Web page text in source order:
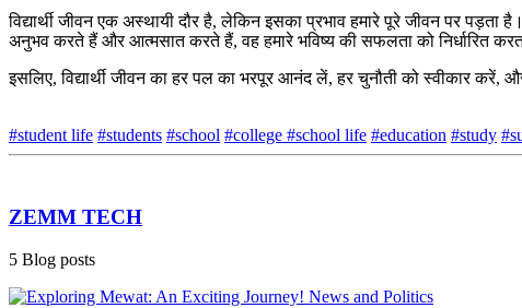
विद्यार्थी जीवन एक अस्थायी दौर है, लेकिन इसका प्रभाव हमारे पूरे जीवन पर
अनुभव करते हैं और आत्मसात करते हैं, वह हमारे भविष्य की सफलता को निर्धारित
इसलिए, विद्यार्थी जीवन का हर पल का भरपूर आनंद लें, हर चुनौती को स्वीकार करें,
#student life #students #school #college #school life #education #study
ZEMM TECH
5 Blog posts
News and Politics